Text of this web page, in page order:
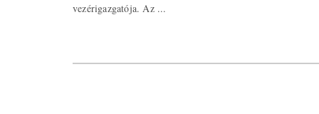
vezérigazgatója. Az ...